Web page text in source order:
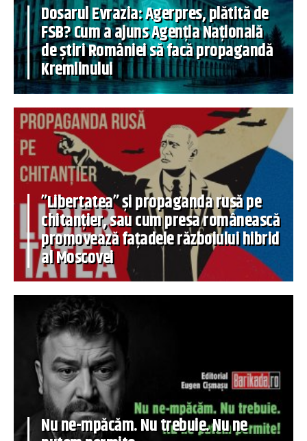
Dosarul Evrazia: Agerpres, plătită de
FSB? Cum a ajuns Agenția Națională
de știri României să facă propagandă
Kremlinului
”Libertatea” și propaganda rusă pe
chitanțier, sau cum presa românească
promovează fațadele războiului hibrid
al Moscovei
Nu ne-mpăcăm. Nu trebuie. Nu ne